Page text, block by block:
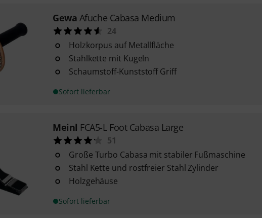
Gewa Afuche Cabasa Medium
24
Holzkorpus auf Metallfläche
Stahlkette mit Kugeln
Schaumstoff-Kunststoff Griff
Sofort lieferbar
Meinl FCA5-L Foot Cabasa Large
51
Große Turbo Cabasa mit stabiler Fußmaschine
Stahl Kette und rostfreier Stahl Zylinder
Holzgehäuse
Sofort lieferbar